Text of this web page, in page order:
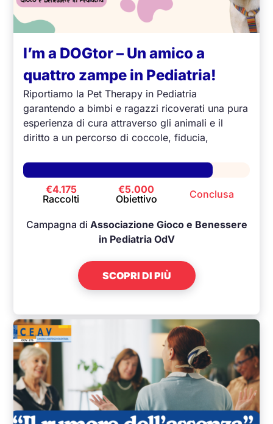
I’m a DOGtor – Un amico a
quattro zampe in Pediatria!
Riportiamo la Pet Therapy in Pediatria
garantendo a bimbi e ragazzi ricoverati una pura
esperienza di cura attraverso gli animali e il
diritto a un percorso di coccole, fiducia,
dell’autostima e dell’autoefficacia necessarie per
affrontare i momenti dolorosi della malattia e del
ricovero.
€4.175
Raccolti
€5.000
Obiettivo
Conclusa
Campagna di Associazione Gioco e Benessere
in Pediatria OdV
SCOPRI DI PIÙ